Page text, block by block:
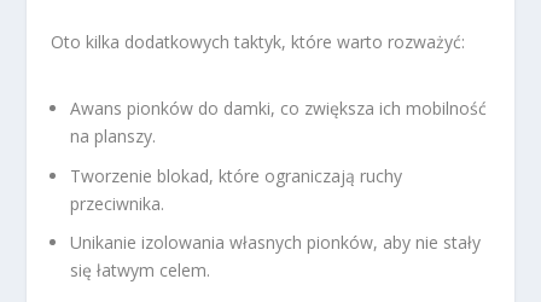
Oto kilka dodatkowych taktyk, które warto rozważyć:
Awans pionków do damki, co zwiększa ich mobilność
na planszy.
Tworzenie blokad, które ograniczają ruchy
przeciwnika.
Unikanie izolowania własnych pionków, aby nie stały
się łatwym celem.